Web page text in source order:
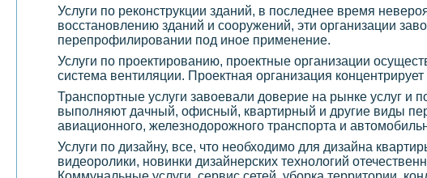
Услуги по реконструкции зданий, в последнее время
восстановлению зданий и сооружений, эти организации
перепрофилировании под иное применение.
Услуги по проектированию, проектные организации
система вентиляции. Проектная организация
Транспортные услуги завоевали доверие на рынке услуг и
выполняют дачный, офисный, квартирный и другие виды
авиационного, железнодорожного транспорта и
Услуги по дизайну, все, что необходимо для дизайна
видеоролики, новинки дизайнерских технологий